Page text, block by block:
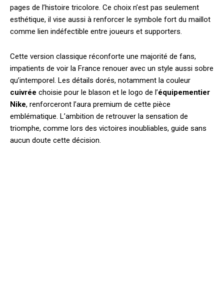
pages de l’histoire tricolore. Ce choix n’est pas seulement
esthétique, il vise aussi à renforcer le symbole fort du maillot
comme lien indéfectible entre joueurs et supporters.
Cette version classique réconforte une majorité de fans,
impatients de voir la France renouer avec un style aussi sobre
qu’intemporel. Les détails dorés, notamment la couleur
cuivrée choisie pour le blason et le logo de l’équipementier
Nike, renforceront l’aura premium de cette pièce
emblématique. L’ambition de retrouver la sensation de
triomphe, comme lors des victoires inoubliables, guide sans
aucun doute cette décision.